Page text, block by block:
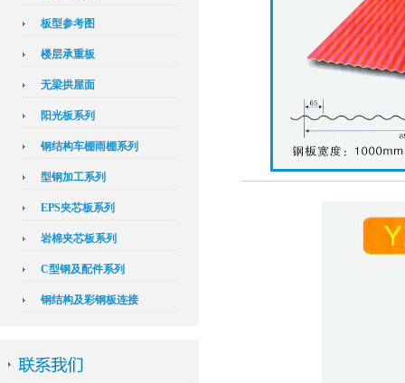
板型参考图
楼层承重板
无梁拱屋面
阳光板系列
钢结构车棚雨棚系列
型钢加工系列
EPS夹芯板系列
岩棉夹芯板系列
C型钢及配件系列
钢结构及彩钢板连接